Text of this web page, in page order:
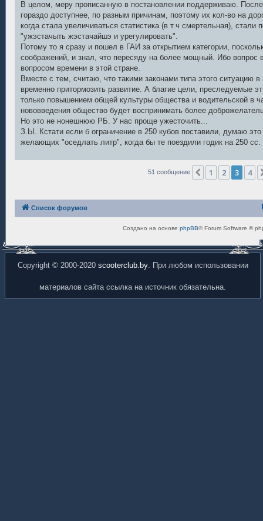
о
щ
е
н
и
е
В целом, меру прописанную в постановлении поддерживаю.
гораздо доступнее, по разным причинам, поэтому их кол-во на
когда стала увеличиваться статистика (в т.ч смертельная), стали
"ужэстачыть жэстачайшэ и урегулировать".
Потому то я сразу и пошел в ГАИ за открытием категории,
соображений, и знал, что пересяду на более мощный. Ибо вопрос
вопросом времени в этой стране.
Вместе с тем, считаю, что такими законами типа этого ситуацию
временно притормозить развитие. А благие цели, преследуемые
только повышением общей культуры общества и водительской в
нововведения общество будет воспринимать более
Но это не нонешнюю РБ. У нас проще ужесточить...
З.Ы. Кстати если б ограничение в 250 кубов поставили, думаю
желающих "оседлать литр", когда бы те поездили годик на 250 сс.
51 сообщение Пред.
1 2 3 4
Список форумов
Создано на основе phpBB® Forum Software ©
Copyright © 2000-2020 scooterclub.by. При любом использовании
материалов сайта ссылка на источник обязательна.